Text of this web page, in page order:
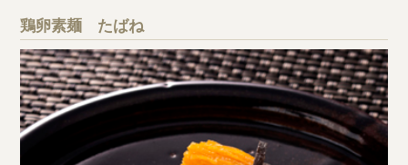
鶏卵素麺 たばね